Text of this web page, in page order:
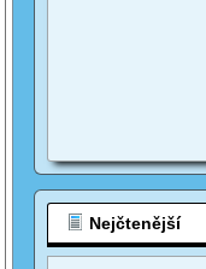
Nejčtenější